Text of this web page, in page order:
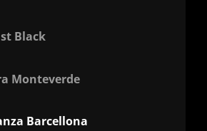
Black
Monteverde
Barcellona